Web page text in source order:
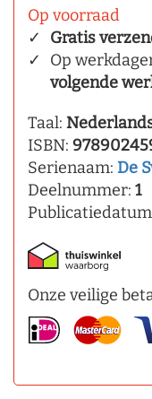
Op voorraad
Gratis
Op
volgende
Taal:
ISBN:
Serienaam: De
Deelnummer: 1
Onze veilige